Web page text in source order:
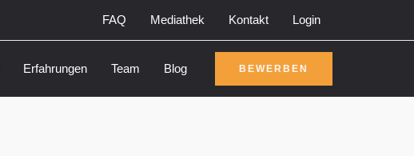
FAQ Mediathek Kontakt Login
Erfahrungen Team Blog BEWERBEN